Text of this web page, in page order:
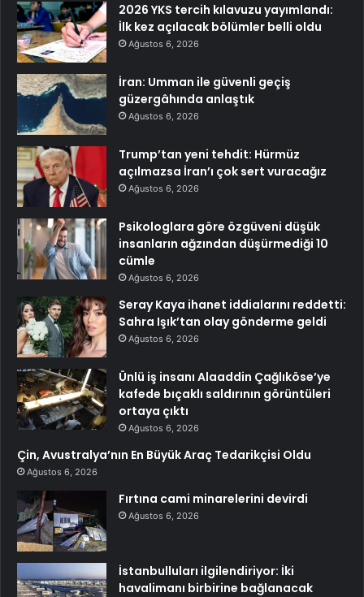
2026 YKS tercih kılavuzu yayımlandı:
İlk kez açılacak bölümler belli oldu
Ağustos 6, 2026
İran: Umman ile güvenli geçiş
güzergâhında anlaştık
Ağustos 6, 2026
Trump’tan yeni tehdit: Hürmüz
açılmazsa İran’ı çok sert vuracağız
Ağustos 6, 2026
Psikologlara göre özgüveni düşük
insanların ağzından düşürmediği 10
cümle
Ağustos 6, 2026
Seray Kaya ihanet iddialarını reddetti:
Sahra Işık’tan olay gönderme geldi
Ağustos 6, 2026
Ünlü iş insanı Alaaddin Çağlıköse’ye
kafede bıçaklı saldırının görüntüleri
ortaya çıktı
Ağustos 6, 2026
Çin, Avustralya’nın En Büyük Araç Tedarikçisi Oldu
Ağustos 6, 2026
Fırtına cami minarelerini devirdi
Ağustos 6, 2026
İstanbulluları ilgilendiriyor: İki
havalimanı birbirine bağlanacak